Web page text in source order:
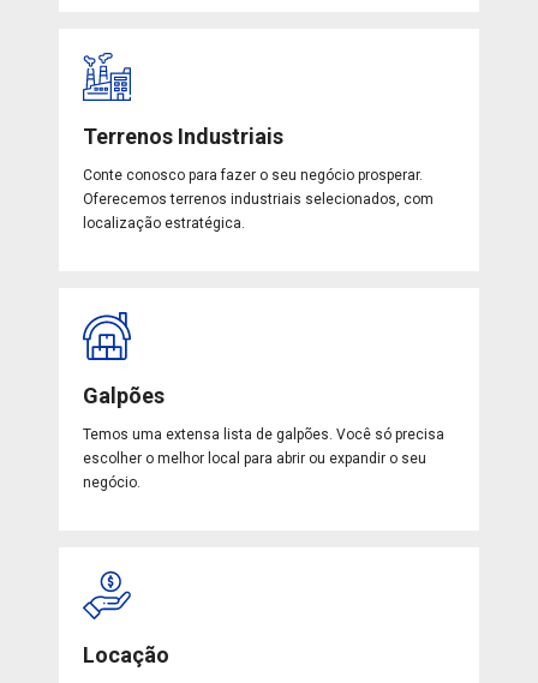
Terrenos Industriais
Conte conosco para fazer o seu negócio prosperar.
Oferecemos terrenos industriais selecionados, com
localização estratégica.
Galpões
Temos uma extensa lista de galpões. Você só precisa
escolher o melhor local para abrir ou expandir o seu
negócio.
Locação